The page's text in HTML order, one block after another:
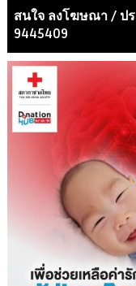
สนใจ ลงโฆษณา / ป
9445409